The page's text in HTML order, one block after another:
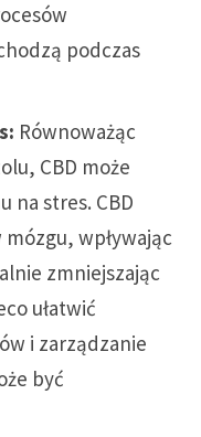
podczas
Równoważąc
CBD może
na stres. CBD
wpływając
zmniejszając
ułatwić
i zarządzanie
być